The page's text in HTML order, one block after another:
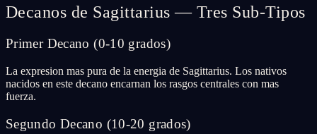
Decanos de Sagittarius — Tres Sub-Tipos
Primer Decano (0-10 grados)
La expresion mas pura de la energia de Sagittarius. Los nativos
nacidos en este decano encarnan los rasgos centrales con mas
fuerza.
Segundo Decano (10-20 grados)